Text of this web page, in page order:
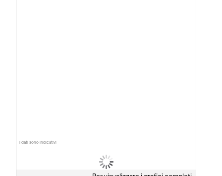
I dati sono indicativi